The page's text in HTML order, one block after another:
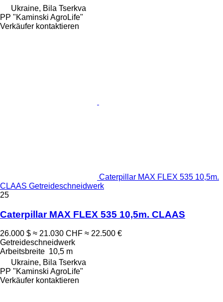
Ukraine, Bila Tserkva
PP "Kaminski AgroLife"
Verkäufer kontaktieren
Caterpillar MAX FLEX 535 10,5m.
CLAAS Getreideschneidwerk
25
Caterpillar MAX FLEX 535 10,5m. CLAAS
26.000 $ ≈ 21.030 CHF ≈ 22.500 €
Getreideschneidwerk
Arbeitsbreite 10,5 m
Ukraine, Bila Tserkva
PP "Kaminski AgroLife"
Verkäufer kontaktieren